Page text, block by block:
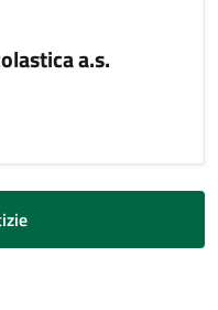
a.s.